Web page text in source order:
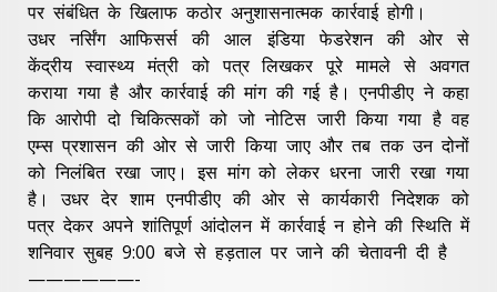
पर संबंधित के खिलाफ कठोर अनुशासनात्मक कार्रवाई होगी।
उधर नर्सिंग आफिसर्स की आल इंडिया फेडरेशन की ओर से
केंद्रीय स्वास्थ्य मंत्री को पत्र लिखकर पूरे मामले से अवगत
कराया गया है और कार्रवाई की मांग की गई है। एनपीडीए ने कहा
कि आरोपी दो चिकित्सकों को जो नोटिस जारी किया गया है वह
एम्स प्रशासन की ओर से जारी किया जाए और तब तक उन दोनों
को निलंबित रखा जाए। इस मांग को लेकर धरना जारी रखा गया
है। उधर देर शाम एनपीडीए की ओर से कार्यकारी निदेशक को
पत्र देकर अपने शांतिपूर्ण आंदोलन में कार्रवाई न होने की स्थिति में
शनिवार सुबह 9:00 बजे से हड़ताल पर जाने की चेतावनी दी है
——————-